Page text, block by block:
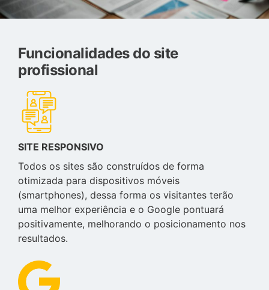
Funcionalidades do site
profissional
SITE RESPONSIVO
Todos os sites são construídos de forma
otimizada para dispositivos móveis
(smartphones), dessa forma os visitantes terão
uma melhor experiência e o Google pontuará
positivamente, melhorando o posicionamento nos
resultados.